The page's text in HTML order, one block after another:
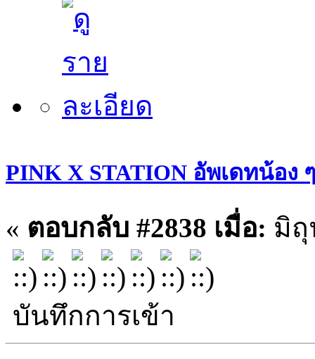
PINK X STATION อัพเดทน้อง
« ตอบกลับ #2838 เมื่อ: มิถุ
บันทึกการเข้า